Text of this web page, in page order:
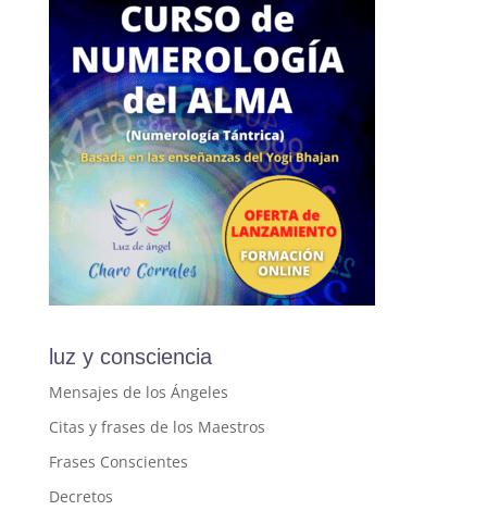
luz y consciencia
Mensajes de los Ángeles
Citas y frases de los Maestros
Frases Conscientes
Decretos